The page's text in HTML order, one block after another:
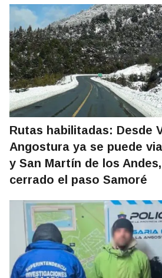
Rutas habilitadas: Desde
Angostura ya se puede
y San Martín de los
cerrado el paso Samoré